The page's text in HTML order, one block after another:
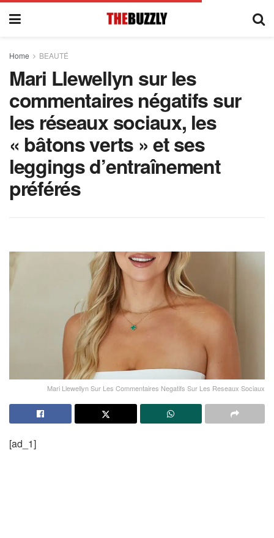
Home BEAUTÉ
Mari Llewellyn sur les
commentaires négatifs sur
les réseaux sociaux, les
« bâtons verts » et ses
leggings d’entraînement
préférés
Mari Llewellyn Sur Les Commentaires Negatifs Sur Les Reseaux Sociaux
[ad_1]